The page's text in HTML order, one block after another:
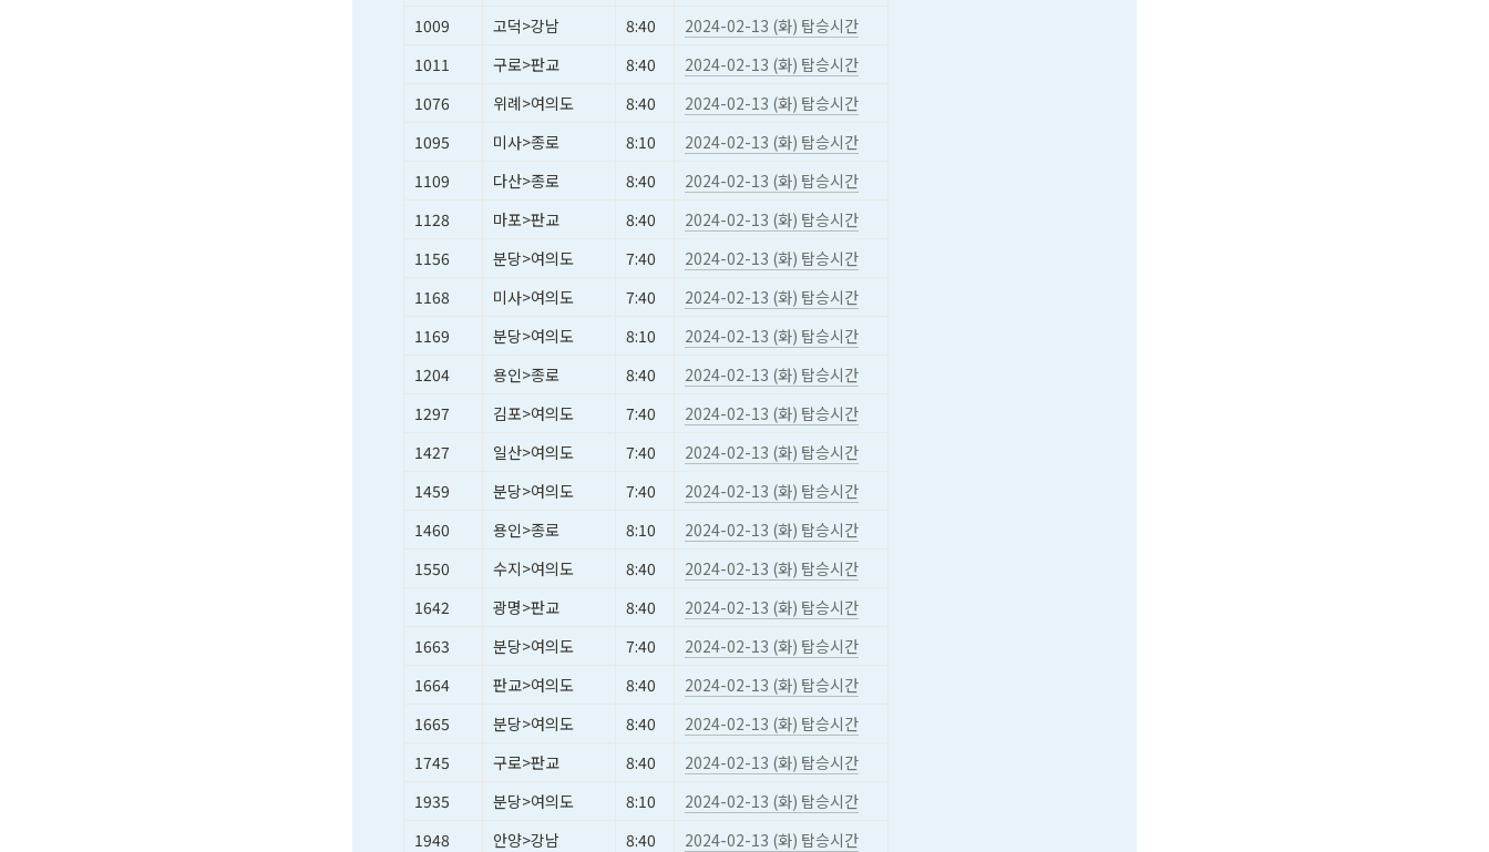
1009
고덕>강남 8:40
2024-02-13 (화) 탑승시간
1011
구로>판교 8:40
2024-02-13 (화) 탑승시간
1076
위례>여의도 8:40
2024-02-13 (화) 탑승시간
1095
미사>종로 8:10
2024-02-13 (화) 탑승시간
1109
다산>종로 8:40
2024-02-13 (화) 탑승시간
1128
마포>판교 8:40
2024-02-13 (화) 탑승시간
1156
분당>여의도 7:40
2024-02-13 (화) 탑승시간
1168
미사>여의도 7:40
2024-02-13 (화) 탑승시간
1169
분당>여의도 8:10
2024-02-13 (화) 탑승시간
1204
용인>종로 8:40
2024-02-13 (화) 탑승시간
1297
김포>여의도 7:40
2024-02-13 (화) 탑승시간
1427
일산>여의도 7:40
2024-02-13 (화) 탑승시간
1459
분당>여의도 7:40
2024-02-13 (화) 탑승시간
1460
용인>종로 8:10
2024-02-13 (화) 탑승시간
1550
수지>여의도 8:40
2024-02-13 (화) 탑승시간
1642
광명>판교 8:40
2024-02-13 (화) 탑승시간
1663
분당>여의도 7:40
2024-02-13 (화) 탑승시간
1664
판교>여의도 8:40
2024-02-13 (화) 탑승시간
1665
분당>여의도 8:40
2024-02-13 (화) 탑승시간
1745
구로>판교 8:40
2024-02-13 (화) 탑승시간
1935
분당>여의도 8:10
2024-02-13 (화) 탑승시간
1948
안양>강남 8:40
2024-02-13 (화) 탑승시간